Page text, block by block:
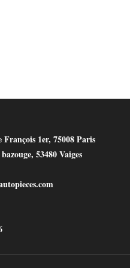
François 1er, 75008 Paris
53480 Vaiges